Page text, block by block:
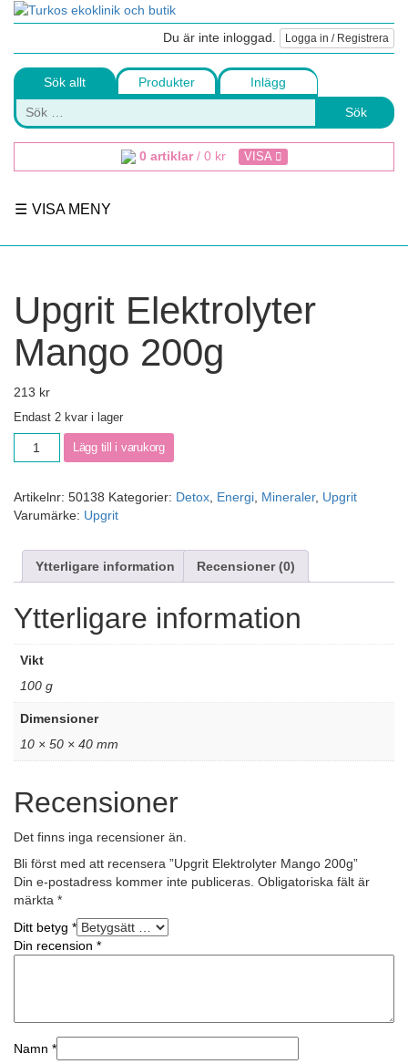
Du är inte inloggad. Logga in / Registrera
Sök allt Produkter Inlägg
Sök
0 artiklar/ 0 kr VISA
VISA MENY
Upgrit Elektrolyter
Mango 200g
213 kr
Endast 2 kvar i lager
Lägg till i varukorg
Artikelnr: 50138 Kategorier: Detox Energi Mineraler, Upgrit
Varumärke: Upgrit
Ytterligare information Recensioner (0)
Ytterligare information
Vikt
100 g
Dimensioner
10 × 50 × 40 mm
Recensioner
Det finns inga recensioner än.
Bli först med att recensera ”Upgrit Elektrolyter Mango 200g”
Din e-postadress kommer inte publiceras. Obligatoriska fält är
märkta *
Ditt betyg *
Din recension *
Namn *